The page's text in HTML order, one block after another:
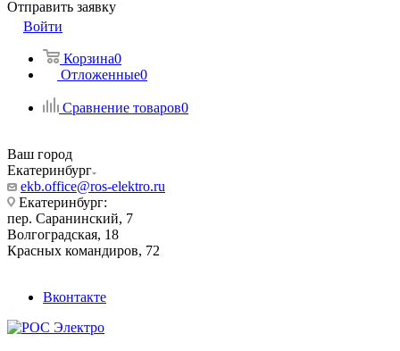
Отправить заявку
Войти
Корзина0
Отложенные0
Сравнение товаров0
Ваш город
Екатеринбург
ekb.office@ros-elektro.ru
Екатеринбург:
пер. Саранинский, 7
Волгоградская, 18
Красных командиров, 72
Вконтакте